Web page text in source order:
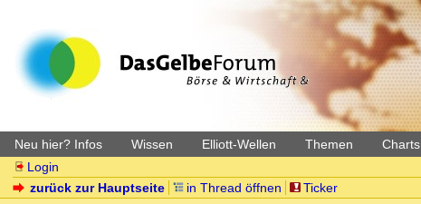
Neu hier? Infos Wissen Elliott-Wellen Themen
Login
zurück zur Hauptseite
in Thread öffnen Ticker